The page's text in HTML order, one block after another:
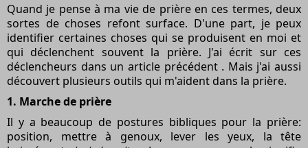
Quand je pense à ma vie de prière en ces termes, deux
sortes de choses refont surface. D'une part, je peux
identifier certaines choses qui se produisent en moi et
qui déclenchent souvent la prière. J'ai écrit sur ces
déclencheurs dans un article précédent . Mais j'ai aussi
découvert plusieurs outils qui m'aident dans la prière.
1. Marche de prière
Il y a beaucoup de postures bibliques pour la prière:
position, mettre à genoux, lever les yeux, la tête